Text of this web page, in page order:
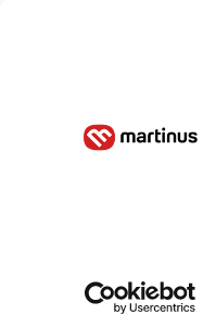
O nás
Zelený Martinus
Nerobíme rozdiely